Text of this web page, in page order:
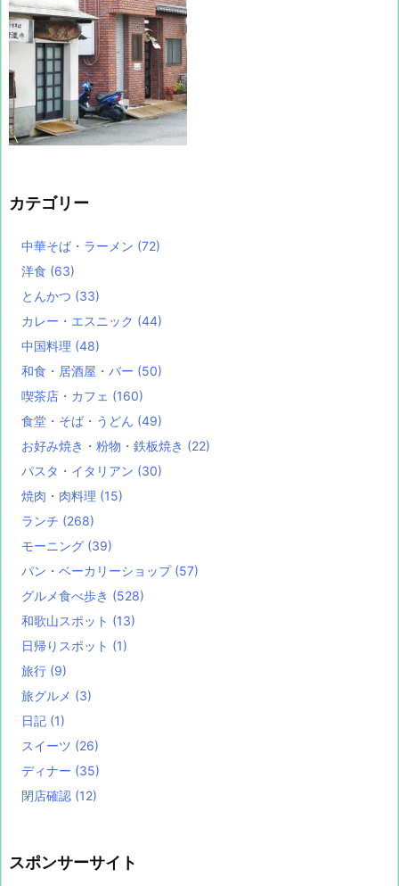
カテゴリー
中華そば・ラーメン (72)
洋食 (63)
とんかつ (33)
カレー・エスニック (44)
中国料理 (48)
和食・居酒屋・バー (50)
喫茶店・カフェ (160)
食堂・そば・うどん (49)
お好み焼き・粉物・鉄板焼き (22)
パスタ・イタリアン (30)
焼肉・肉料理 (15)
ランチ (268)
モーニング (39)
パン・ベーカリーショップ (57)
グルメ食べ歩き (528)
和歌山スポット (13)
日帰りスポット (1)
旅行 (9)
旅グルメ (3)
日記 (1)
スイーツ (26)
ディナー (35)
閉店確認 (12)
スポンサーサイト